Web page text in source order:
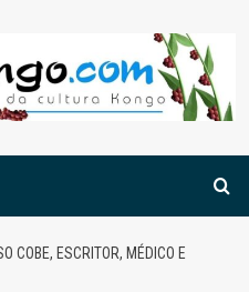
COBE, ESCRITOR, MÉDICO E